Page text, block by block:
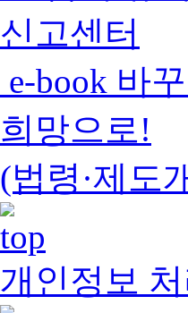
신고센터
e-book 바
희망으로!
(법령·제도
개인정보